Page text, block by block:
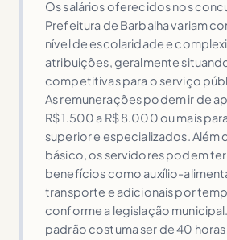
Os salários oferecidos nos
Prefeitura de Barbalha variam
nível de escolaridade e
atribuições, geralmente
competitivas para o serviço
As remunerações podem ir de
R$ 1.500 a R$ 8.000 ou mais
superior e especializados. Além
básico, os servidores podem
benefícios como auxílio-
transporte e adicionais por
conforme a legislação
padrão costuma ser de 40